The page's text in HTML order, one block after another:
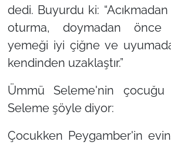
dedi. Buyurdu ki: “Acıkmadan
oturma, doymadan önce
yemeği iyi çiğne ve
kendinden uzaklaştır.”
Ümmü Seleme'nin
Seleme şöyle diyor:
Çocukken Peygamber'in